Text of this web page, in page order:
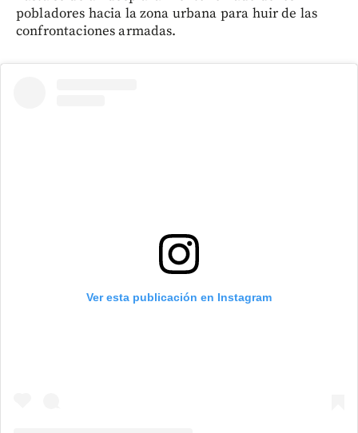
pobladores hacia la zona urbana para huir de las
confrontaciones armadas.
Ver esta publicación en Instagram